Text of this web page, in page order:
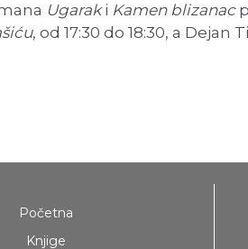
Ugaraki Kamen blizanac
, od 17:30 do 18:30, a Dejan
Početna
Knjige